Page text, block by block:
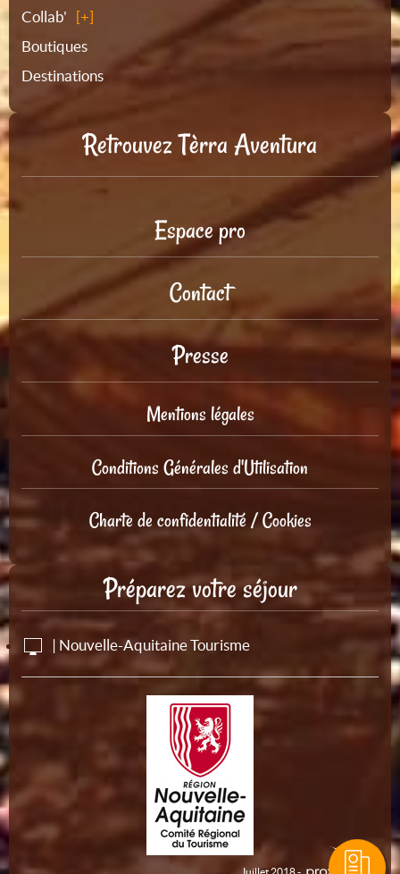
Collab'
Boutiques
Destinations
Retrouvez Tèrra Aventura
Espace pro
Contact
Presse
Mentions légales
Conditions Générales d'Utilisation
Charte de confidentialité / Cookies
Préparez votre séjour
| Nouvelle-Aquitaine Tourisme